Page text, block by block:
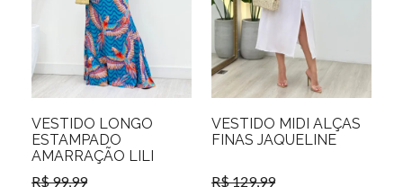
VESTIDO LONGO
ESTAMPADO
AMARRAÇÃO LILI
R$ 99,99
VESTIDO MIDI ALÇAS
FINAS JAQUELINE
R$ 129,99